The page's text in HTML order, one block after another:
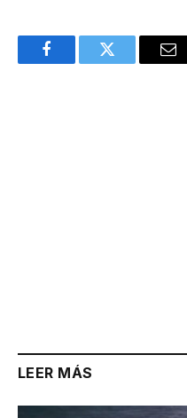
FacebookTwitter
LEER MÁS